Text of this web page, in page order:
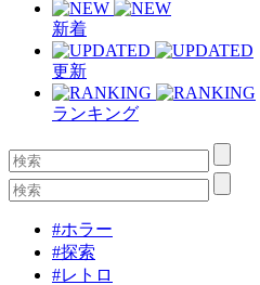
新着
更新
ランキング
#ホラー
#探索
#レトロ